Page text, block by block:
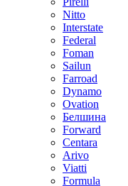
Nitto
Interstate
Federal
Foman
Sailun
Farroad
Dynamo
Ovation
Белшина
Forward
Centara
Arivo
Viatti
Formula